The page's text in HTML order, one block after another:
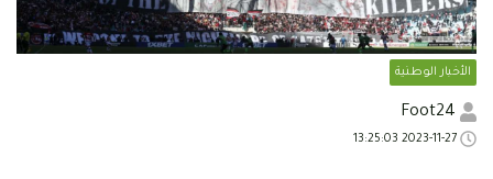
الأخبار الوطنية